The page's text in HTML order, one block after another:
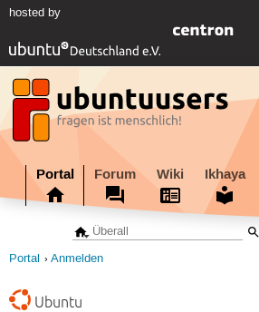
hosted by
Portal Forum Wiki Ikhaya
Portal Anmelden
Ubuntu